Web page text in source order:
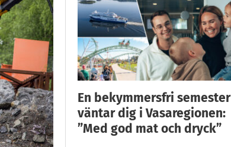
En bekymmersfri semester
väntar dig i Vasaregionen:
”Med god mat och dryck”